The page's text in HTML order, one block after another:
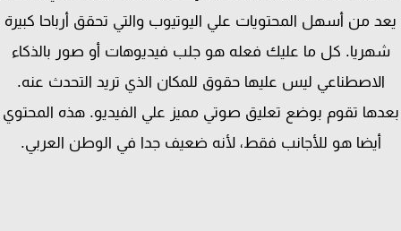
من أسهل المحتويات علي اليوتيوب والتي تحقق أرباحا كبيرة
كل ما عليك فعله هو جلب فيديوهات أو صور بالذكاء
الاصطناعي ليس عليها حقوق للمكان الذي تريد التحدث عنه.
تقوم بوضع تعليق صوتي مميز علي الفيديو. هذه المحتوي
أيضا هو للأجانب فقط، لأنه ضعيف جدا في الوطن العربي.